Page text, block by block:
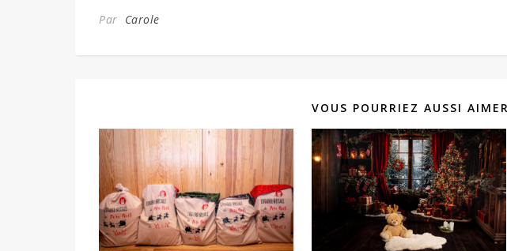
Par Carole
VOUS POURRIEZ AUSSI AIMER